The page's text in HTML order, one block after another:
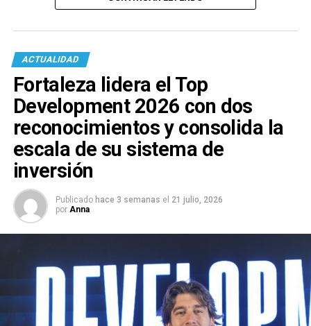
ACTUALIDAD
Fortaleza lidera el Top
Development 2026 con dos
reconocimientos y consolida la
escala de su sistema de
inversión
Publicado hace 3 semanas el 21 julio, 2026
por Anna